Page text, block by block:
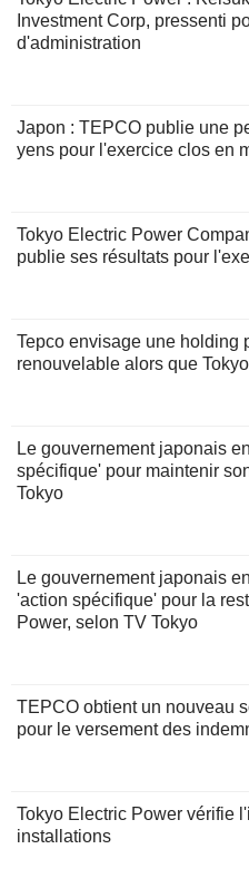
Investment Corp, pressenti
d'administration
Japon : TEPCO publie une
yens pour l'exercice clos en
Tokyo Electric Power
publie ses résultats pour
Tepco envisage une holding
renouvelable alors que
Le gouvernement japonais
spécifique' pour maintenir
Tokyo
Le gouvernement japonais
'action spécifique' pour la
Power, selon TV Tokyo
TEPCO obtient un nouveau
pour le versement des
Tokyo Electric Power vérifie
installations